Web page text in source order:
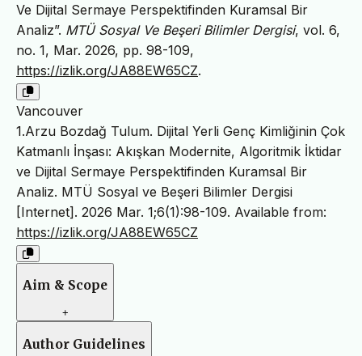
Ve Dijital Sermaye Perspektifinden Kuramsal Bir
Analiz”. MTÜ Sosyal Ve Beşeri Bilimler Dergisi, vol. 6,
no. 1, Mar. 2026, pp. 98-109,
https://izlik.org/JA88EW65CZ.
Vancouver
1.Arzu Bozdağ Tulum. Dijital Yerli Genç Kimliğinin Çok
Katmanlı İnşası: Akışkan Modernite, Algoritmik İktidar
ve Dijital Sermaye Perspektifinden Kuramsal Bir
Analiz. MTÜ Sosyal ve Beşeri Bilimler Dergisi
[Internet]. 2026 Mar. 1;6(1):98-109. Available from:
https://izlik.org/JA88EW65CZ
Aim & Scope
+
Author Guidelines